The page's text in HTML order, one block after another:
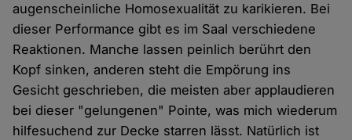
augenscheinliche Homosexualität zu karikieren. Bei
dieser Performance gibt es im Saal verschiedene
Reaktionen. Manche lassen peinlich berührt den
Kopf sinken, anderen steht die Empörung ins
Gesicht geschrieben, die meisten aber applaudieren
bei dieser "gelungenen" Pointe, was mich wiederum
hilfesuchend zur Decke starren lässt. Natürlich ist